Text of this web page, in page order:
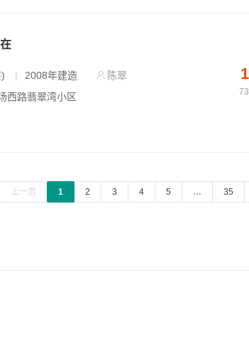
| 2008年建造
陈翠
西路翡翠湾小区
上一页 1 2 3 4 5 … 35